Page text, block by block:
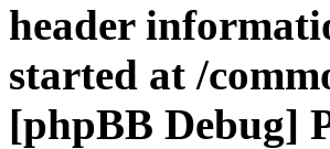
header
started at /
[phpBB Debug]